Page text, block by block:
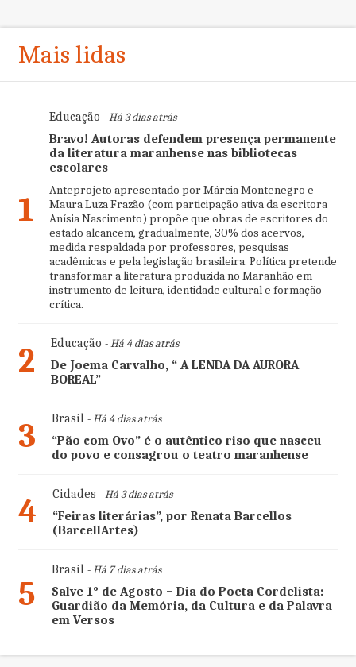
Mais lidas
1
Educação - Há 3 dias atrás
Bravo! Autoras defendem presença permanente
da literatura maranhense nas bibliotecas
escolares
Anteprojeto apresentado por Márcia Montenegro e
Maura Luza Frazão (com participação ativa da escritora
Anísia Nascimento) propõe que obras de escritores do
estado alcancem, gradualmente, 30% dos acervos,
medida respaldada por professores, pesquisas
acadêmicas e pela legislação brasileira. Política pretende
transformar a literatura produzida no Maranhão em
instrumento de leitura, identidade cultural e formação
crítica.
2 Educação - Há 4 dias atrás
De Joema Carvalho, “ A LENDA DA AURORA
BOREAL”
3 Brasil- Há 4 dias atrás
“Pão com Ovo” é o autêntico riso que nasceu
do povo e consagrou o teatro maranhense
4 Cidades - Há 3 dias atrás
“Feiras literárias”, por Renata Barcellos
(BarcellArtes)
5
Brasil- Há 7 dias atrás
Salve 1º de Agosto – Dia do Poeta Cordelista:
Guardião da Memória, da Cultura e da Palavra
em Versos